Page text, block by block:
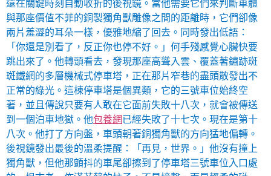
遠在關鍵時刻自動收折的後視鏡。當他需要它們來判斷車體
與那座價值不菲的銅製獨角獸雕像之間的距離時，它們卻像
兩片羞澀的耳朵一樣，優雅地縮了回去。同時發出低語：
「你還是別看了，反正你也停不好。」何手殘感覺心臟快要
跳出來了。他轉頭看去，發現那座高聳入雲、覆蓋著鏽跡斑
斑鐵網的多層機械式停車塔，正在那片窄巷的盡頭散發出不
正常的綠光。這棟停車塔是個異類，它的三號車位始終空
著，並且傳說只要有人敢在它面前失敗十八次，就會被傳送
到一個泊車地獄。他包養網已經失敗了十七次。現在是第十
八次。他打了方向盤，車頭朝著銅獨角獸的方向猛地偏轉。
後視鏡發出最後的溫柔提醒：「再見，世界。」他沒有撞上
獨角獸，但他那顫抖的車尾卻擦到了停車塔三號車位入口處